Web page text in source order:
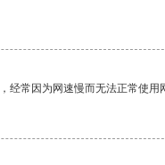
常因为网速慢而无法正常使用